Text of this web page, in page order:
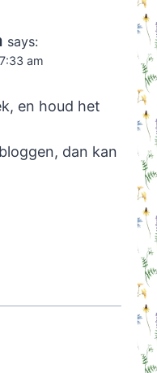
says:
am
en houd het
dan kan